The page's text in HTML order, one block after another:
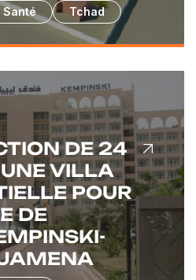
Santé Tchad
DE 24
VILLA
POUR
DE